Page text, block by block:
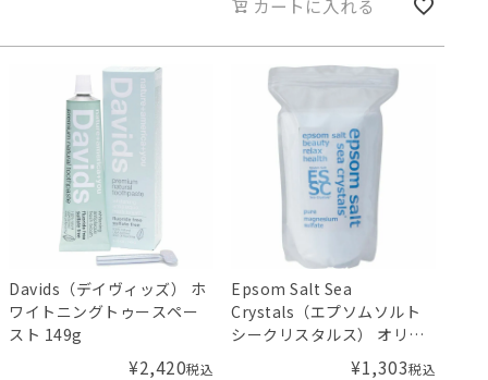
カートに入れる
Davids（デイヴィッズ） ホ
ワイトニングトゥースペー
スト 149g
¥2,420税込
Epsom Salt Sea
Crystals（エプソムソルト
シークリスタルス） オリジ
¥1,303税込